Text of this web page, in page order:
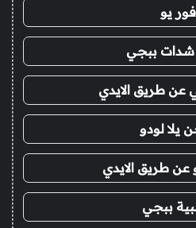
فور يو
ببجي
طريق الايدي
يلا لودو
طريق الايدي
ببجي